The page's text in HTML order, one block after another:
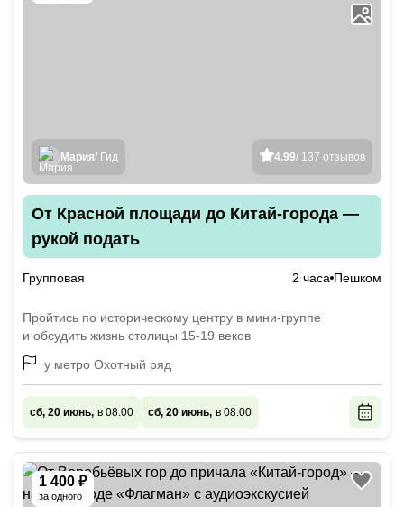
4.99/ 137 отзывов
Мария/ Гид
От Красной площади до Китай-города —
рукой подать
Групповая 2 часа Пешком
Пройтись по историческому центру в мини-группе
и обсудить жизнь столицы 15-19 веков
у метро Охотный ряд
сб, 20 июнь, в 08:00 сб, 20 июнь, в 08:00
1 400 ₽
за одного